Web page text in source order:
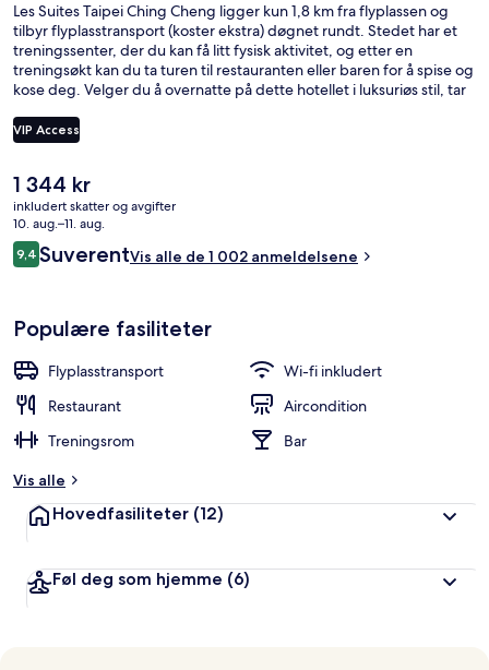
Les Suites Taipei Ching Cheng ligger kun 1,8 km fra flyplassen og
tilbyr flyplasstransport (koster ekstra) døgnet rundt. Stedet har et
treningssenter, der du kan få litt fysisk aktivitet, og etter en
treningsøkt kan du ta turen til restauranten eller baren for å spise og
kose deg. Velger du å overnatte på dette hotellet i luksuriøs stil, tar
Mange liker at det ikke er langt til kollektivtransport: Nanjing Fuxing
stasjon ligger like i nærheten, og det tar 10 minutter å gå til
VIP Access
Den
nåværende
prisen
er
1 344 kr
1 344 kr
inkludert skatter og avgifter
10. aug.–11. aug.
Anmeldelser
9,49,4 av 10 –
SuverentVis alle de 1 002 anmeldelsene
Populære fasiliteter
Flyplasstransport
Wi-fi inkludert
Restaurant
Aircondition
Treningsrom
Bar
Vis alle
Hovedfasiliteter (12)
Føl deg som hjemme (6)